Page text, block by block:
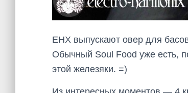
EHX выпускают овер для
Обычный Soul Food уже есть,
этой железяки. =)